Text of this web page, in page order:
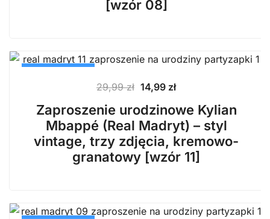
[wzór 08]
29,99zł Pierwotna
cena
wynosiła:
29,99 zł.
14,99 złAktualna
wynosi:
14,99 zł.
Zaproszenie urodzinowe Kylian
Mbappé (Real Madryt) – styl
vintage, trzy zdjęcia, kremowo-
granatowy [wzór 11]